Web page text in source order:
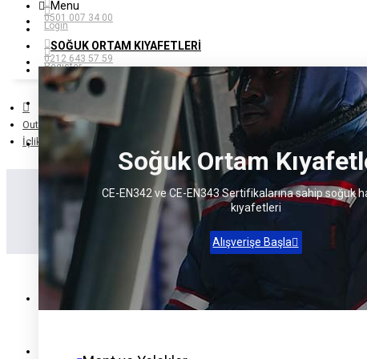
0501 007 34 00
0212 643 57 59
Kayıt Ol
Menu
SOĞUK ORTAM KIYAFETLERI
Soğuk Ortam
CE-EN342 ve CE-EN343 Sertifikalarına sahip soğuk
kıyafetleri
Alışverişe Başla
Login
Register
Outdoor Giyim
İçlik ve Aksesuar